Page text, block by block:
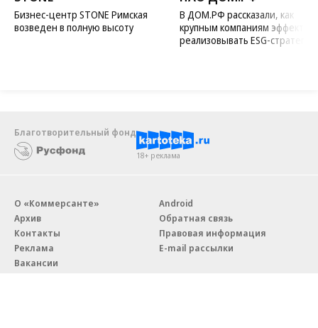
Бизнес-центр STONE Римская
возведен в полную высоту
В ДОМ.РФ рассказали, как
крупным компаниям
реализовывать ESG-стратегию
Благотворительный фонд
18+ реклама
О «Коммерсанте»
Архив
Контакты
Реклама
Вакансии
Android
Обратная связь
Правовая информация
E-mail рассылки